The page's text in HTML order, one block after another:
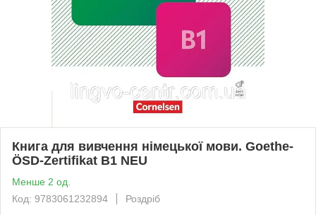
Книга для вивчення німецької мови. Goethe-
ÖSD-Zertifikat B1 NEU
Менше 2 од.
Код: 9783061232894
Роздріб